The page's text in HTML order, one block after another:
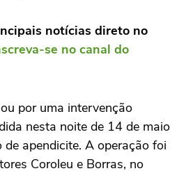
notícias direto no
se no canal do
por uma intervenção
nesta noite de 14 de maio
apendicite. A operação foi
Coroleu e Borras, no